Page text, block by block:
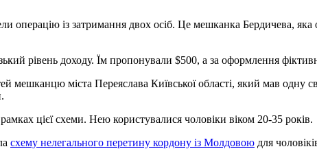
операцію із затримання двох осіб. Це мешканка Бердичева, яка
рівень доходу. Їм пропонували $500, а за оформлення
мешканцю міста Переяслава Київської області, який мав
цієї схеми. Нею користувалися чоловіки віком 20-35 років.
схему нелегального перетину кордону із Молдовою для